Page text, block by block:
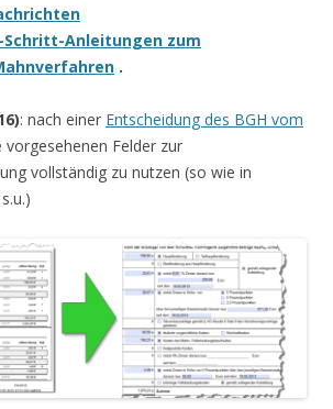
Anleitungen zum
.
: nach einer Entscheidung des BGH vom
vorgesehenen Felder zur
vollständig zu nutzen (so wie in